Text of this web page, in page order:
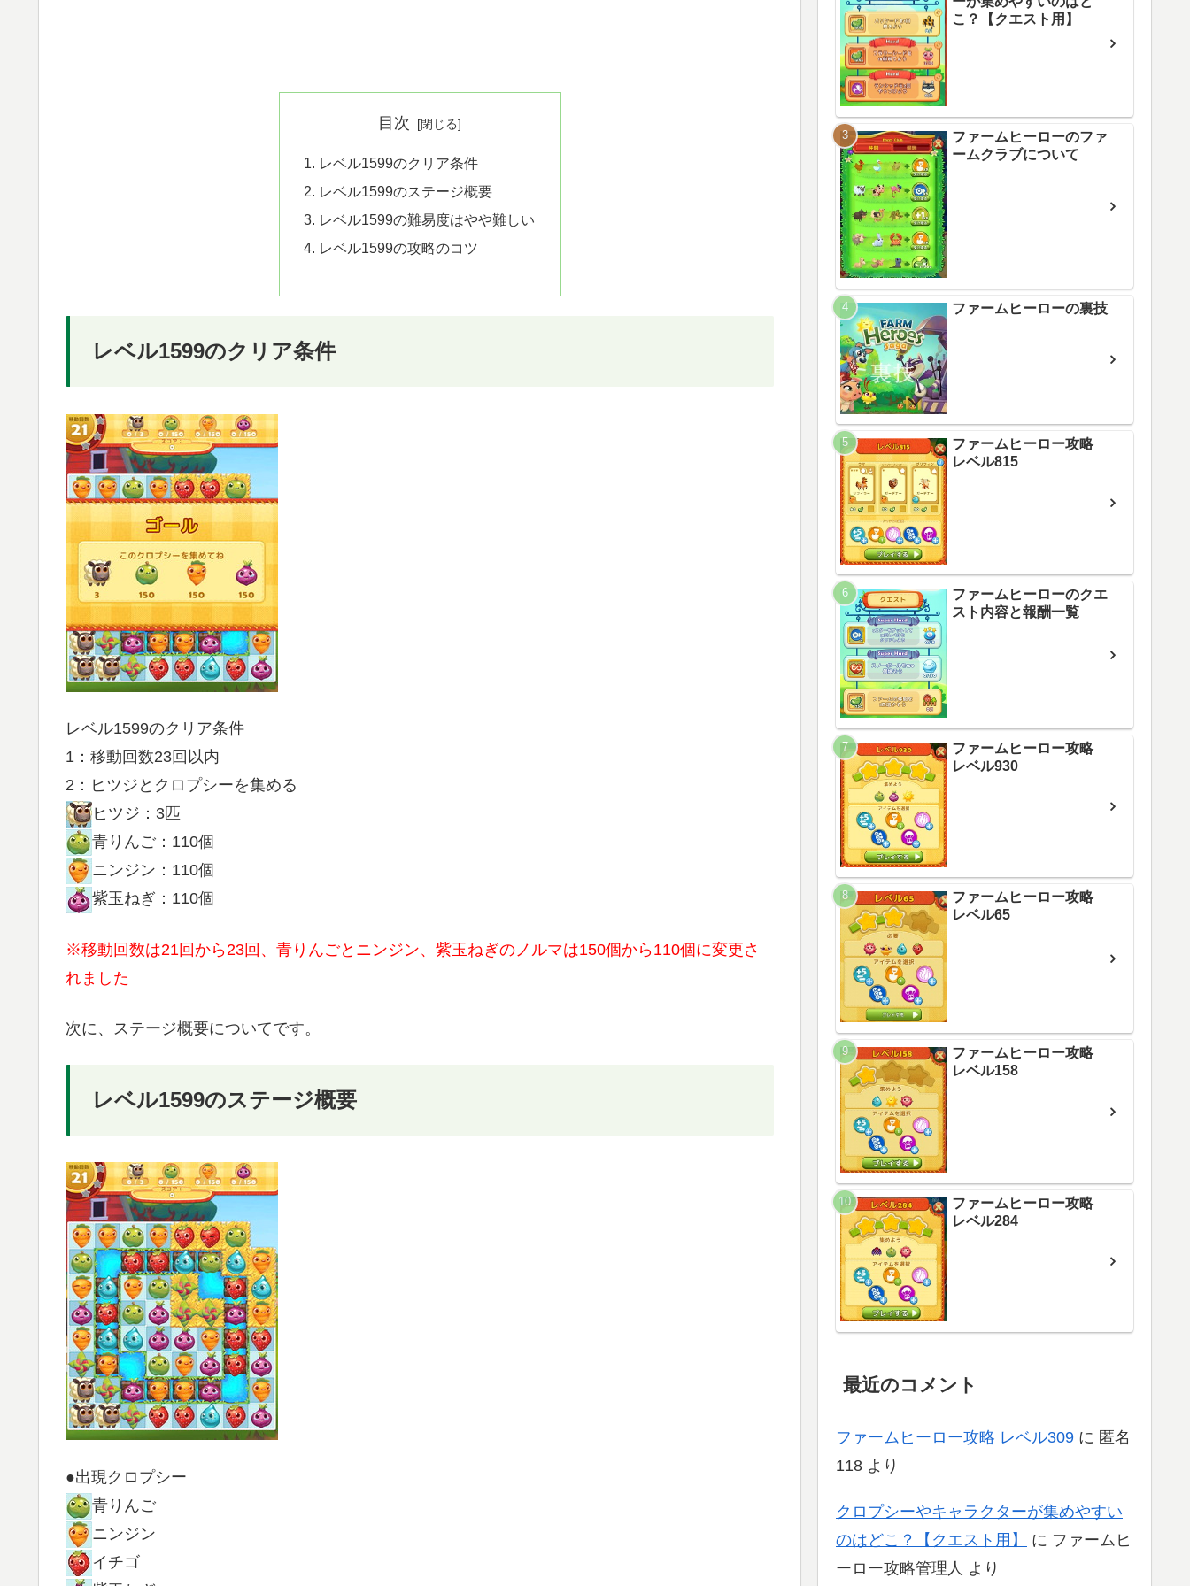
目次
レベル1599のクリア条件
レベル1599のステージ概要
レベル1599の難易度はやや難しい
レベル1599の攻略のコツ
レベル1599のクリア条件
レベル1599のクリア条件
1：移動回数23回以内
2：ヒツジとクロプシーを集める
ヒツジ：3匹
青りんご：110個
ニンジン：110個
紫玉ねぎ：110個
※移動回数は21回から23回、青りんごとニンジン、紫玉ねぎのノルマは150個から110個に変更さ
れました
次に、ステージ概要についてです。
レベル1599のステージ概要
●出現クロプシー
青りんご
ニンジン
イチゴ
こ？【クエスト用】
ファームヒーローのファ
ームクラブについて
ファームヒーローの裏技
ファームヒーロー攻略
レベル815
ファームヒーローのクエ
スト内容と報酬一覧
ファームヒーロー攻略
レベル930
ファームヒーロー攻略
レベル65
ファームヒーロー攻略
レベル158
ファームヒーロー攻略
レベル284
最近のコメント
ファームヒーロー攻略 レベル309 に 匿名
118 より
クロプシーやキャラクターが集めやすい
のはどこ？【クエスト用】
に ファームヒ
ーロー攻略管理人 より